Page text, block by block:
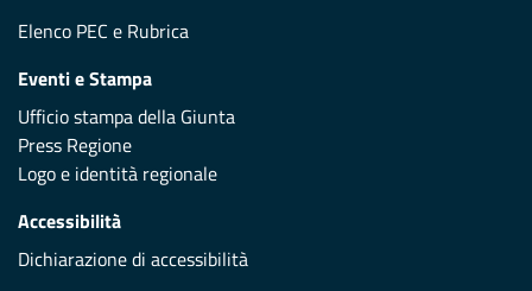
Elenco PEC e Rubrica
Eventi e Stampa
Ufficio stampa della Giunta
Press Regione
Logo e identità regionale
Accessibilità
Dichiarazione di accessibilità